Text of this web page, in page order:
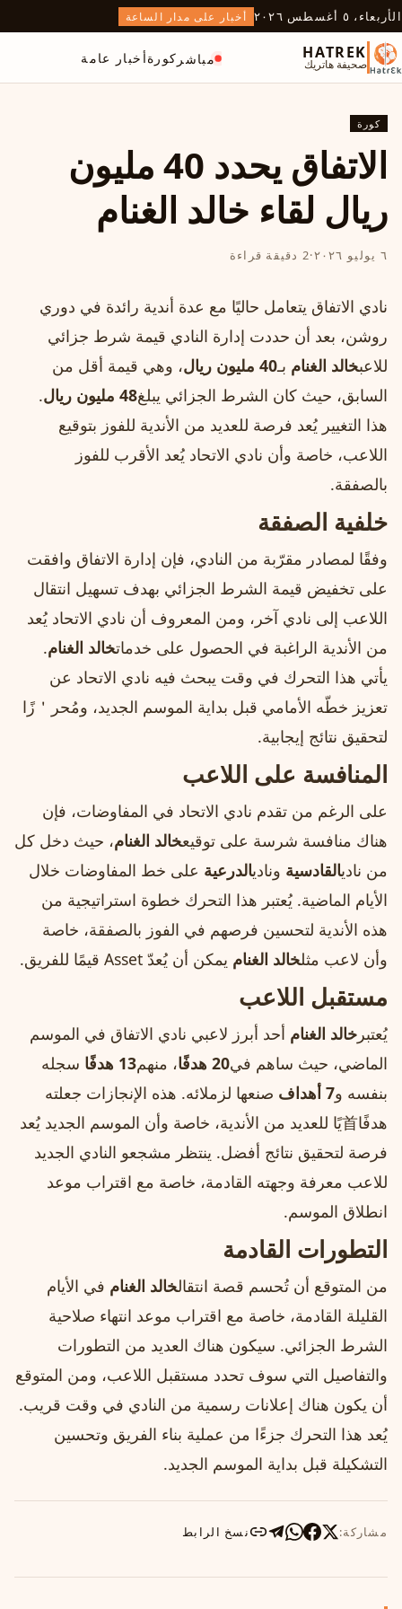
الأربعاء، ٥ أغسطس ٢٠٢٦ أخبار على مدار الساعة
HATREK
صحيفة هاتريك مباشر كورةأخبار عامة
كورة
الاتفاق يحدد 40 مليون
ريال لقاء خالد الغنام
٦ يوليو ٢٠٢٦ ·2 دقيقة قراءة
نادي الاتفاق يتعامل حاليًا مع عدة أندية رائدة في دوري
روشن، بعد أن حددت إدارة النادي قيمة شرط جزائي
للاعبخالد الغنام بـ40 مليون ريال
، وهي قيمة أقل من
السابق، حيث كان الشرط الجزائي يبلغ48 مليون ريال
.
هذا التغيير يُعد فرصة للعديد من الأندية للفوز بتوقيع
اللاعب، خاصة وأن نادي الاتحاد يُعد الأقرب للفوز
بالصفقة.
خلفية الصفقة
وفقًا لمصادر مقرّبة من النادي، فإن إدارة الاتفاق وافقت
على تخفيض قيمة الشرط الجزائي بهدف تسهيل انتقال
اللاعب إلى نادي آخر، ومن المعروف أن نادي الاتحاد يُعد
من الأندية الراغبة في الحصول على خدماتخالد الغنام.
يأتي هذا التحرك في وقت يبحث فيه نادي الاتحاد عن
تعزيز خطّه الأمامي قبل بداية الموسم الجديد، ومُحر＇زًا
لتحقيق نتائج إيجابية.
المنافسة على اللاعب
على الرغم من تقدم نادي الاتحاد في المفاوضات، فإن
هناك منافسة شرسة على توقيعخالد الغنام، حيث دخل كل
من ناديالقادسية وناديالدرعية على خط المفاوضات خلال
الأيام الماضية. يُعتبر هذا التحرك خطوة استراتيجية من
هذه الأندية لتحسين فرصهم في الفوز بالصفقة، خاصة
وأن لاعب مثلخالد الغنام يمكن أن يُعدّ Asset قيمًا للفريق.
مستقبل اللاعب
يُعتبر خالد الغنام أحد أبرز لاعبي نادي الاتفاق في الموسم
الماضي، حيث ساهم في20 هدفًا ، منهم13 هدفًا
سجله
بنفسه و7 أهداف
صنعها لزملائه. هذه الإنجازات جعلته
هدفًا首يًا للعديد من الأندية، خاصة وأن الموسم الجديد يُعد
فرصة لتحقيق نتائج أفضل. ينتظر مشجعو النادي الجديد
للاعب معرفة وجهته القادمة، خاصة مع اقتراب موعد
انطلاق الموسم.
التطورات القادمة
من المتوقع أن تُحسم قصة انتقالخالد الغنام في الأيام
القليلة القادمة، خاصة مع اقتراب موعد انتهاء صلاحية
الشرط الجزائي. سيكون هناك العديد من التطورات
والتفاصيل التي سوف تحدد مستقبل اللاعب، ومن المتوقع
أن يكون هناك إعلانات رسمية من النادي في وقت قريب.
يُعد هذا التحرك جزءًا من عملية بناء الفريق وتحسين
التشكيلة قبل بداية الموسم الجديد.
مشاركة: نسخ الرابط